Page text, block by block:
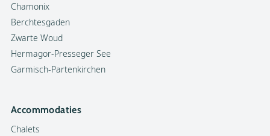
Chamonix
Berchtesgaden
Zwarte Woud
Hermagor-Presseger See
Garmisch-Partenkirchen
Accommodaties
Chalets